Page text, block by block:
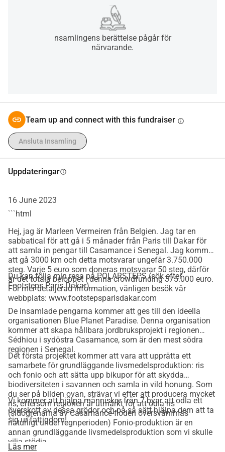
nsamlingens berättelse pågår för
närvarande.
Team up and connect with this fundraiser info
Ansluta Insamling
Uppdateringarinfo
16 June 2023
```html
Hej, jag är Marleen Vermeiren från Belgien. Jag tar en
sabbatical för att gå i 5 månader från Paris till Dakar för
att samla in pengar till Casamance i Senegal. Jag kommer
att gå 3000 km och detta motsvarar ungefär 3.750.000
steg. Varje 5 euro som doneras motsvarar 50 steg, därför
är det totala beloppet i denna crowdfunding 375.000 euro.
För mer detaljerad information, vänligen besök vår
webbplats: www.footstepsparisdakar.com
Du kan följa min resa på POLARSTEPS (sök efter
Footsteps Paris Dakar)
De insamlade pengarna kommer att ges till den ideella
organisationen Blue Planet Paradise. Denna organisation
kommer att skapa hållbara jordbruksprojekt i regionen
Sédhiou i sydöstra Casamance, som är den mest södra
regionen i Senegal.
Det första projektet kommer att vara att upprätta ett
samarbete för grundläggande livsmedelsproduktion: ris
och fonio och att sätta upp bikupor för att skydda
biodiversiteten i savannen och samla in vild honung. Som
du ser på bilden ovan, strävar vi efter att producera mycket
ris, eftersom regionen är utmärkt för att odla ris
(sidogrenarna av Casamance-floden översvämmas
naturligt under regnperioden) Fonio-produktion är en
annan grundläggande livsmedelsproduktion som vi skulle
vilja stödja.
Vi kommer att hjälpa människor från 7 byar att odla ett
överskott av dessa grödor och på så sätt hjälpa dem att ta
sig ur fattigdom!
```
Läs mer